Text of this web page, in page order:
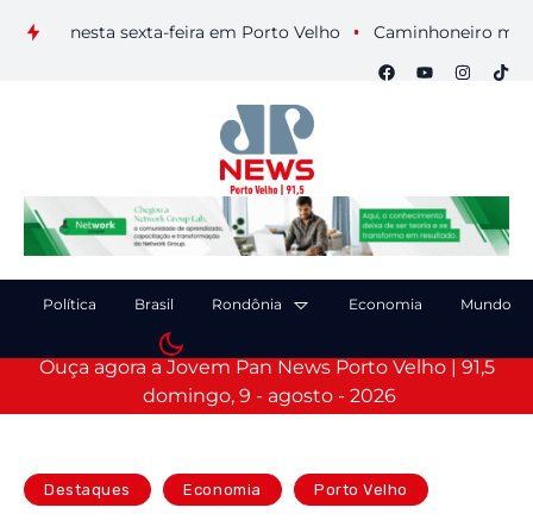
nesta sexta-feira em Porto Velho Caminhoneiro morre
Política Brasil Rondônia Economia Mundo
Ouça agora a Jovem Pan News Porto Velho | 91,5
domingo, 9 - agosto - 2026
Destaques Economia Porto Velho